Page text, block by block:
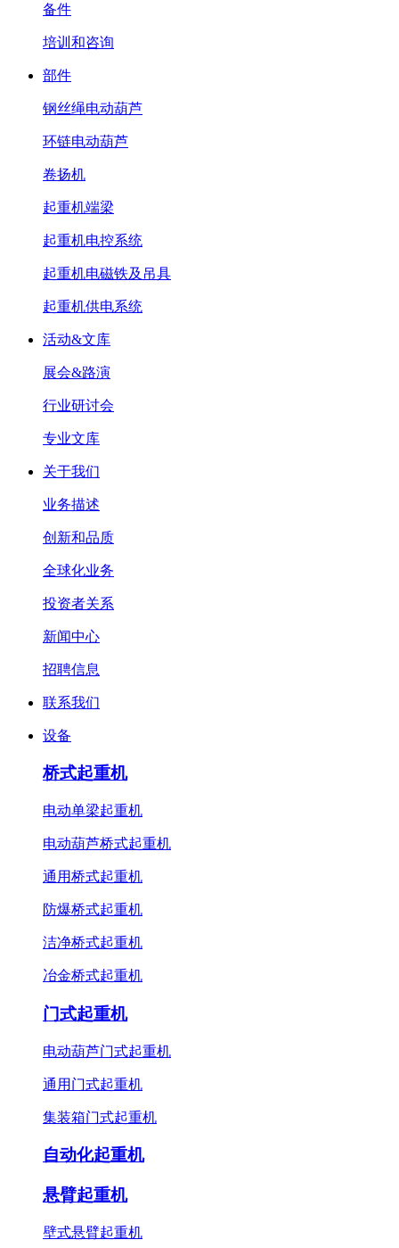
备件
培训和咨询
部件
钢丝绳电动葫芦
环链电动葫芦
卷扬机
起重机端梁
起重机电控系统
起重机电磁铁及吊具
起重机供电系统
活动&文库
展会&路演
行业研讨会
专业文库
关于我们
业务描述
创新和品质
全球化业务
投资者关系
新闻中心
招聘信息
联系我们
设备
桥式起重机
电动单梁起重机
电动葫芦桥式起重机
通用桥式起重机
防爆桥式起重机
洁净桥式起重机
冶金桥式起重机
门式起重机
电动葫芦门式起重机
通用门式起重机
集装箱门式起重机
自动化起重机
悬臂起重机
壁式悬臂起重机